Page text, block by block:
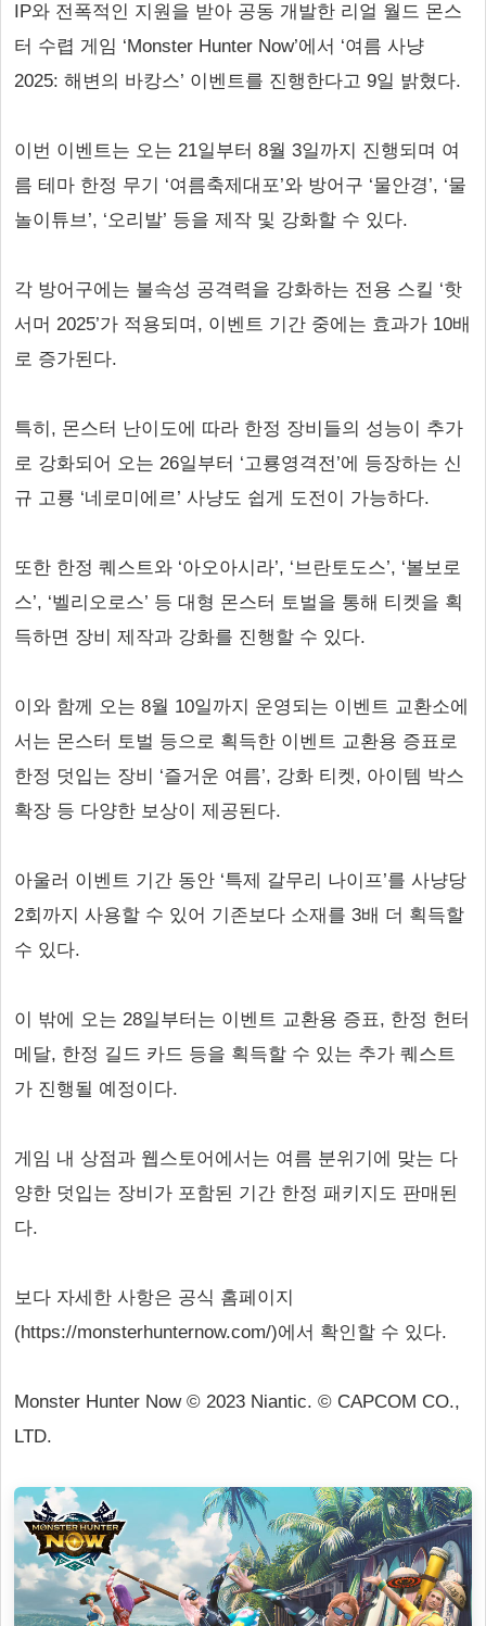
IP와 전폭적인 지원을 받아 공동 개발한 리얼 월드 몬스
터 수렵 게임 ‘Monster Hunter Now’에서 ‘여름 사냥
2025: 해변의 바캉스’ 이벤트를 진행한다고 9일 밝혔다.
이번 이벤트는 오는 21일부터 8월 3일까지 진행되며 여
름 테마 한정 무기 ‘여름축제대포’와 방어구 ‘물안경’, ‘물
놀이튜브’, ‘오리발’ 등을 제작 및 강화할 수 있다.
각 방어구에는 불속성 공격력을 강화하는 전용 스킬 ‘핫
서머 2025’가 적용되며, 이벤트 기간 중에는 효과가 10배
로 증가된다.
특히, 몬스터 난이도에 따라 한정 장비들의 성능이 추가
로 강화되어 오는 26일부터 ‘고룡영격전’에 등장하는 신
규 고룡 ‘네로미에르’ 사냥도 쉽게 도전이 가능하다.
또한 한정 퀘스트와 ‘아오아시라’, ‘브란토도스’, ‘볼보로
스’, ‘벨리오로스’ 등 대형 몬스터 토벌을 통해 티켓을 획
득하면 장비 제작과 강화를 진행할 수 있다.
이와 함께 오는 8월 10일까지 운영되는 이벤트 교환소에
서는 몬스터 토벌 등으로 획득한 이벤트 교환용 증표로
한정 덧입는 장비 ‘즐거운 여름’, 강화 티켓, 아이템 박스
확장 등 다양한 보상이 제공된다.
아울러 이벤트 기간 동안 ‘특제 갈무리 나이프’를 사냥당
2회까지 사용할 수 있어 기존보다 소재를 3배 더 획득할
수 있다.
이 밖에 오는 28일부터는 이벤트 교환용 증표, 한정 헌터
메달, 한정 길드 카드 등을 획득할 수 있는 추가 퀘스트
가 진행될 예정이다.
게임 내 상점과 웹스토어에서는 여름 분위기에 맞는 다
양한 덧입는 장비가 포함된 기간 한정 패키지도 판매된
다.
보다 자세한 사항은 공식 홈페이지
(https://monsterhunternow.com/)에서 확인할 수 있다.
Monster Hunter Now © 2023 Niantic. © CAPCOM CO.,
LTD.